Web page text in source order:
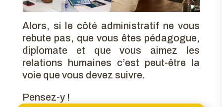
Alors, si le côté administratif ne vous
rebute pas, que vous êtes pédagogue,
diplomate et que vous aimez les
relations humaines c’est peut-être la
voie que vous devez suivre.
Pensez-y !